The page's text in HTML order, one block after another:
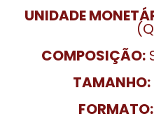
UNIDADE
COMPOSIÇÃO:
TAMANHO:
FORMATO: